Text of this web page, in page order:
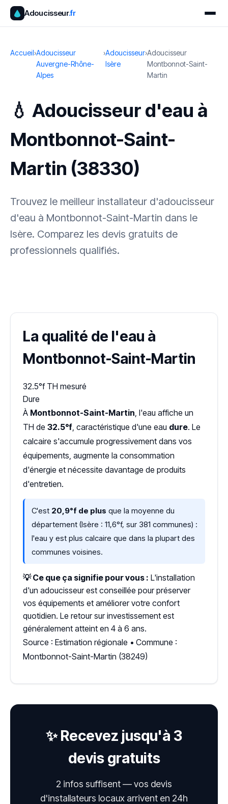
Adoucisseur.fr
Accueil›Adoucisseur
Auvergne-Rhône-
Alpes
›Adoucisseur
Isère
›Adoucisseur
Montbonnot-Saint-
Martin
💧 Adoucisseur d'eau à
Montbonnot-Saint-
Martin (38330)
Trouvez le meilleur installateur d'adoucisseur
d'eau à Montbonnot-Saint-Martin dans le
Isère. Comparez les devis gratuits de
professionnels qualifiés.
La qualité de l'eau à
Montbonnot-Saint-Martin
32.5°f TH mesuré
Dure
À Montbonnot-Saint-Martin, l'eau affiche un
TH de 32.5°f, caractéristique d'une eau dure. Le
calcaire s'accumule progressivement dans vos
équipements, augmente la consommation
d'énergie et nécessite davantage de produits
d'entretien.
C'est 20,9°f de plus que la moyenne du
département (Isère : 11,6°f, sur 381 communes) :
l'eau y est plus calcaire que dans la plupart des
communes voisines.
💡 Ce que ça signifie pour vous : L'installation
d'un adoucisseur est conseillée pour préserver
vos équipements et améliorer votre confort
quotidien. Le retour sur investissement est
généralement atteint en 4 à 6 ans.
Source : Estimation régionale • Commune :
Montbonnot-Saint-Martin (38249)
✨ Recevez jusqu'à 3
devis gratuits
2 infos suffisent — vos devis
d'installateurs locaux arrivent en 24h